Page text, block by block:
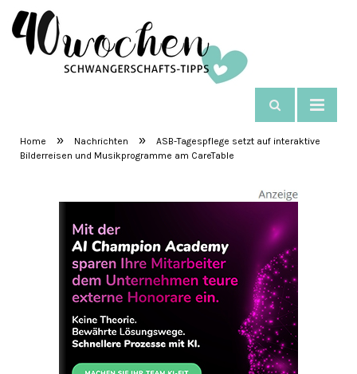
SchwangerschaftsTipps
Home » Nachrichten »
ASB-Tagespflege setzt auf interaktive
Bilderreisen und Musikprogramme am CareTable